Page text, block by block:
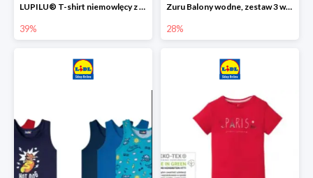
LUPILU® T-shirt niemowlęcy z biobawełny -39%
39%
Zuru Balony wodne, zestaw 3 wiązek -28%
28%